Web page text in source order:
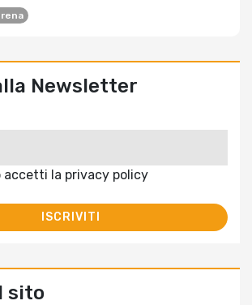
Newsletter
accetti la privacy policy
sito